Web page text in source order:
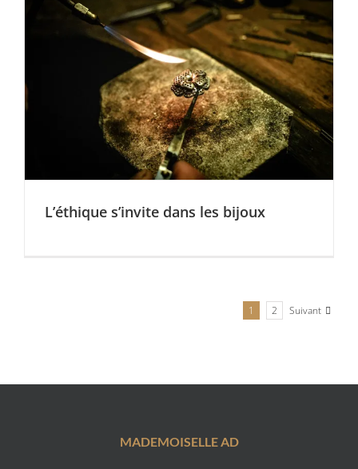
L’éthique s’invite dans les bijoux
1 2 Suivant
MADEMOISELLE AD